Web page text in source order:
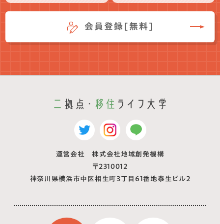
会員登録[無料]
運営会社 株式会社地域創発機構
〒2310012
神奈川県横浜市中区相生町3丁目61番地泰生ビル2